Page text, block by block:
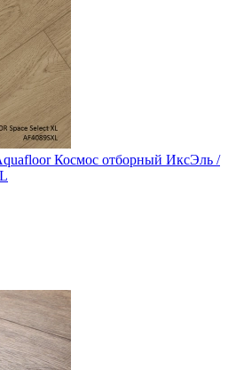
Космос отборный ИксЭль /